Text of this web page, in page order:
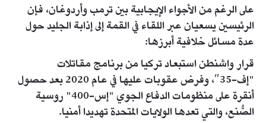
على الرغم من الأجواء الإيجابية بين ترمب وأردوغان، فإن
الرئيسين يسعيان عبر اللقاء في القمة إلى إذابة الجليد حول
عدة مسائل خلافية أبرزها:
قرار واشنطن استبعاد تركيا من برنامج مقاتلات
"إف-35″، وفرض عقوبات عليها في عام 2020 بعد حصول
أنقرة على منظومات الدفاع الجوي "إس-400" روسية
الصُّنع، والتي تعدها الولايات المتحدة تهديدا أمنيا.